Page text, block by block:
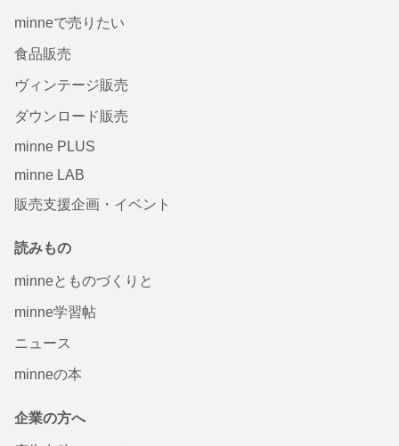
minneで売りたい
食品販売
ヴィンテージ販売
ダウンロード販売
minne PLUS
minne LAB
販売支援企画・イベント
読みもの
minneとものづくりと
minne学習帖
ニュース
minneの本
企業の方へ